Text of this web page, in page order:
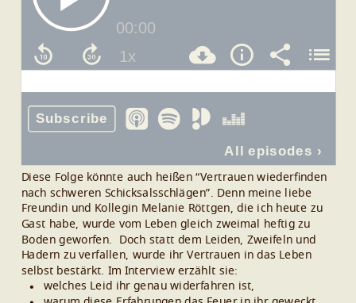
Diese Folge könnte auch heißen “Vertrauen wiederfinden
nach schweren Schicksalsschlägen”. Denn meine liebe
Freundin und Kollegin Melanie Röttgen, die ich heute zu
Gast habe, wurde vom Leben gleich zweimal heftig zu
Boden geworfen.
Doch statt dem Leiden, Zweifeln und
Hadern zu verfallen, wurde ihr Vertrauen in das Leben
selbst bestärkt.
Im Interview erzählt sie:
welches Leid ihr genau widerfahren ist,